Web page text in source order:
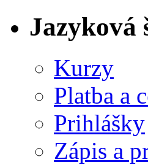
Jazyková
Kurzy
Platba a
Prihlášky
Zápis a